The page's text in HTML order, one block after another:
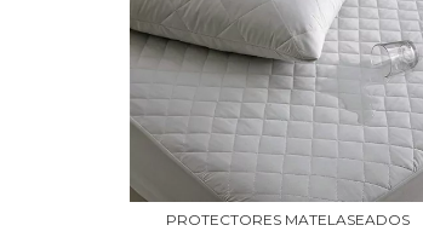
PROTECTORES MATELASEADOS